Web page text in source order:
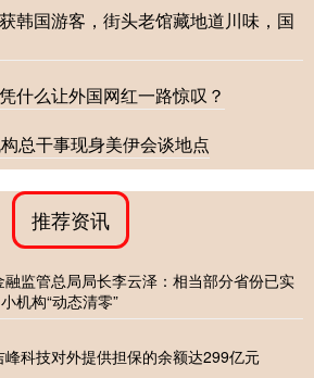
韩国游客，街头老馆藏地道川味，国
什么让外国网红一路惊叹？
总干事现身美伊会谈地点
推荐资讯
融监管总局局长李云泽：相当部分省份已实
机构“动态清零”
峰科技对外提供担保的余额达299亿元